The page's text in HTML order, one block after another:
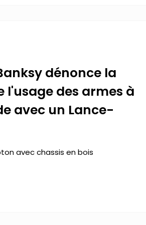
dénonce la
l'usage des armes à
avec un Lance-
avec chassis en bois